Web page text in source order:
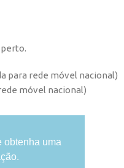
obtenha uma
para rede móvel nacional)
móvel nacional)